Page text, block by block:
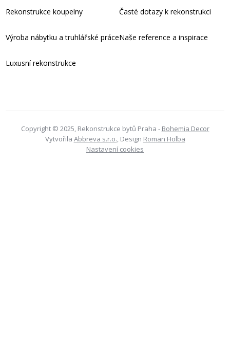
Rekonstrukce koupelny
Výroba nábytku a truhlářské práce
Luxusní rekonstrukce
Časté dotazy k rekonstrukci
Naše reference a inspirace
Copyright © 2025, Rekonstrukce bytů Praha - Bohemia Decor
Vytvořila Abbreva s.r.o., Design Roman Holba
Nastavení cookies